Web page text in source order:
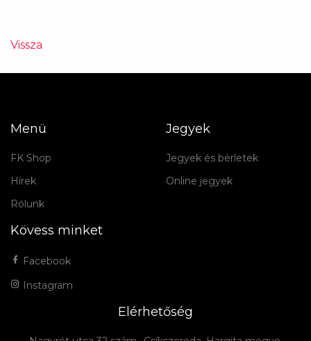
Vissza
Menü
FK Shop
Hírek
Rólunk
Jegyek
Jegyek és bérletek
Online jegyek
Kövess minket
Facebook
Instagram
Elérhetőség